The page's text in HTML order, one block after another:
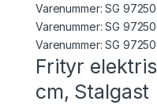
Varenummer:SG
Varenummer: SG
Varenummer:SG
Frityr
cm, Stalgast